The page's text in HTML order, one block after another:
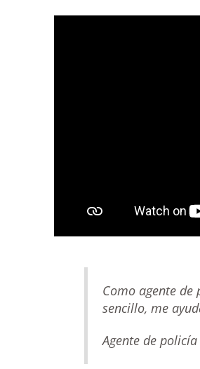
Como agente
sencillo, me
Agente de policía